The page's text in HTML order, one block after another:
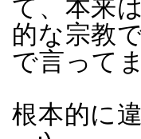
て、本来
的な宗教
で言って
根本的に